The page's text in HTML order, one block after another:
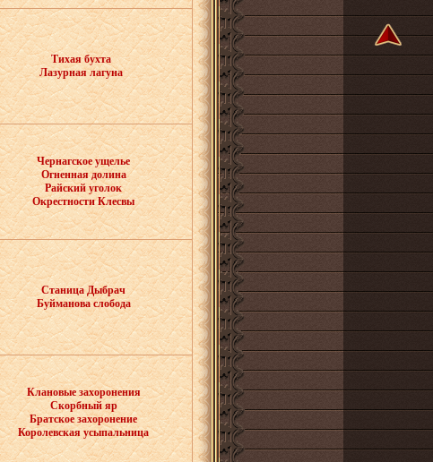
Тихая бухта
Лазурная лагуна
Чернагское ущелье
Огненная долина
Райский уголок
Окрестности Клесвы
Станица Дыбрач
Буйманова слобода
Клановые захоронения
Скорбный яр
Братское захоронение
Королевская усыпальница